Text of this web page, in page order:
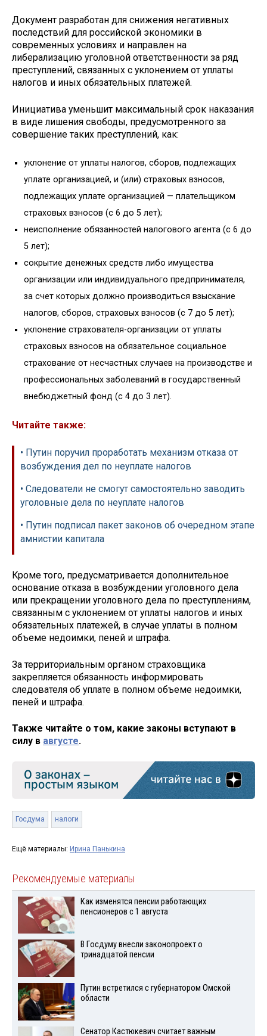
Документ разработан для снижения негативных
последствий для российской экономики в
современных условиях и направлен на
либерализацию уголовной ответственности за ряд
преступлений, связанных с уклонением от уплаты
налогов и иных обязательных платежей.
Инициатива уменьшит максимальный срок наказания
в виде лишения свободы, предусмотренного за
совершение таких преступлений, как:
уклонение от уплаты налогов, сборов, подлежащих
уплате организацией, и (или) страховых взносов,
подлежащих уплате организацией — плательщиком
страховых взносов (с 6 до 5 лет);
неисполнение обязанностей налогового агента (с 6 до
5 лет);
сокрытие денежных средств либо имущества
организации или индивидуального предпринимателя,
за счет которых должно производиться взыскание
налогов, сборов, страховых взносов (с 7 до 5 лет);
уклонение страхователя-организации от уплаты
страховых взносов на обязательное социальное
страхование от несчастных случаев на производстве и
профессиональных заболеваний в государственный
внебюджетный фонд (с 4 до 3 лет).
Читайте также:
• Путин поручил проработать механизм отказа от
возбуждения дел по неуплате налогов
• Следователи не смогут самостоятельно заводить
уголовные дела по неуплате налогов
• Путин подписал пакет законов об очередном этапе
амнистии капитала
Кроме того, предусматривается дополнительное
основание отказа в возбуждении уголовного дела
или прекращении уголовного дела по преступлениям,
связанным с уклонением от уплаты налогов и иных
обязательных платежей, в случае уплаты в полном
объеме недоимки, пеней и штрафа.
За территориальным органом страховщика
закрепляется обязанность информировать
следователя об уплате в полном объеме недоимки,
пеней и штрафа.
Также читайте о том, какие законы вступают в
силу в августе.
Госдума налоги
Ещё материалы: Ирина Панькина
Рекомендуемые материалы
Как изменятся пенсии работающих
пенсионеров с 1 августа
В Госдуму внесли законопроект о
тринадцатой пенсии
Путин встретился с губернатором Омской
области
Сенатор Кастюкевич считает важным